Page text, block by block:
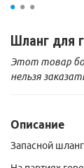
Шланг для
Этот товар
нельзя
Описание
Запасной